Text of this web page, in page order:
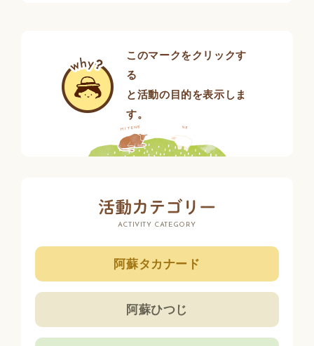
このマークをクリックす
る
と活動の目的を表示しま
す。
ACTIVITY CATEGORY
阿蘇タカナード
阿蘇ひつじ